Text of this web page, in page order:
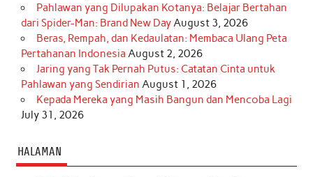
Pahlawan yang Dilupakan Kotanya: Belajar Bertahan
dari Spider-Man: Brand New DayAugust 3, 2026
Beras, Rempah, dan Kedaulatan: Membaca Ulang Peta
Pertahanan Indonesia August 2, 2026
Jaring yang Tak Pernah Putus: Catatan Cinta untuk
Pahlawan yang Sendirian August 1, 2026
Kepada Mereka yang Masih Bangun dan Mencoba Lagi
July 31, 2026
HALAMAN